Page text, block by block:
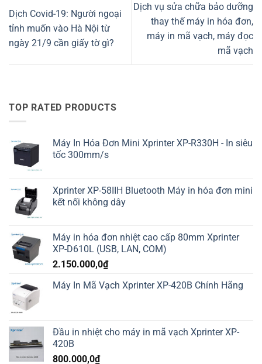
Dịch Covid-19: Người ngoại
tỉnh muốn vào Hà Nội từ
ngày 21/9 cần giấy tờ gì?
Dịch vụ sửa chữa bảo dưỡng
thay thế máy in hóa đơn,
máy in mã vạch, máy đọc
mã vạch
TOP RATED PRODUCTS
Máy In Hóa Đơn Mini Xprinter XP-R330H - In siêu
tốc 300mm/s
Xprinter XP-58IIH Bluetooth Máy in hóa đơn mini
kết nối không dây
Máy in hóa đơn nhiệt cao cấp 80mm Xprinter
XP-D610L (USB, LAN, COM)
2.150.000,0₫
Máy In Mã Vạch Xprinter XP-420B Chính Hãng
Đầu in nhiệt cho máy in mã vạch Xprinter XP-
420B
800.000,0₫